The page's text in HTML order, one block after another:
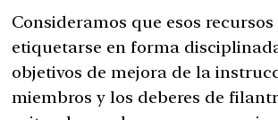
Consideramos que esos
etiquetarse en forma
objetivos de mejora de la
miembros y los deberes de